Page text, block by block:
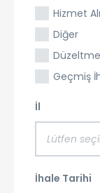
Hizmet
Diğer
Geçmiş
İl
Lütfen
İhale Tarihi